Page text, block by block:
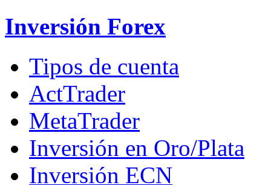
Inversión Forex
Tipos de cuenta
ActTrader
MetaTrader
Inversión en Oro/Plata
Inversión ECN